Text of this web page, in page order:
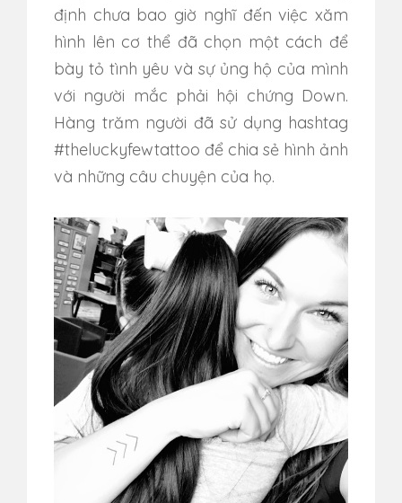
định chưa bao giờ nghĩ đến việc xăm
hình lên cơ thể đã chọn một cách để
bày tỏ tình yêu và sự ủng hộ của mình
với người mắc phải hội chứng Down.
Hàng trăm người đã sử dụng hashtag
#theluckyfewtattoo để chia sẻ hình ảnh
và những câu chuyện của họ.